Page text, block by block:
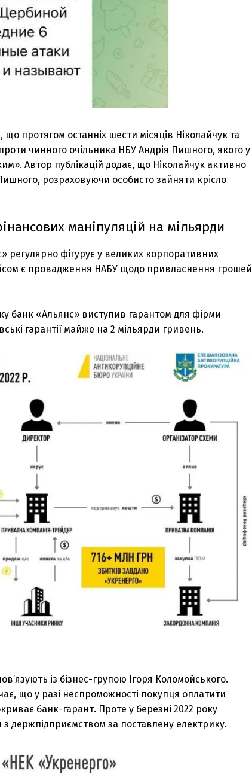
що протягом останніх шести місяців Ніколайчук та
чинного очільника НБУ Андрія Пишного, якого у
Автор публікацій додає, що Ніколайчук активно
розраховуючи особисто зайняти крісло
маніпуляцій на мільярди
регулярно фігурує у великих корпоративних
є провадження НАБУ щодо привласнення грошей
банк «Альянс» виступив гарантом для фірми
гарантії майже на 2 мільярди гривень.
із бізнес-групою Ігоря Коломойського.
що у разі неспроможності покупця оплатити
банк-гарант. Проте у березні 2022 року
держпідприємством за поставлену електрику.